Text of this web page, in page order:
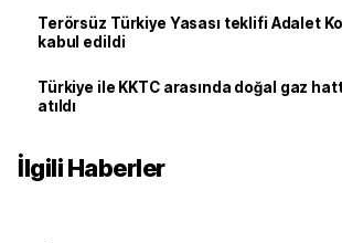
Terörsüz Türkiye Yasası teklifi Adalet
kabul edildi
Türkiye ile KKTC arasında doğal gaz
atıldı
İlgili Haberler